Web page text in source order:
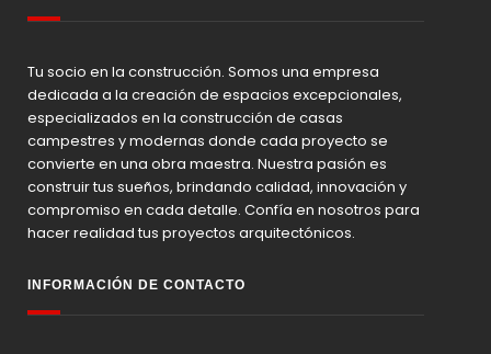
Tu socio en la construcción. Somos una empresa
dedicada a la creación de espacios excepcionales,
especializados en la construcción de casas
campestres y modernas donde cada proyecto se
convierte en una obra maestra. Nuestra pasión es
construir tus sueños, brindando calidad, innovación y
compromiso en cada detalle. Confía en nosotros para
hacer realidad tus proyectos arquitectónicos.
INFORMACIÓN DE CONTACTO